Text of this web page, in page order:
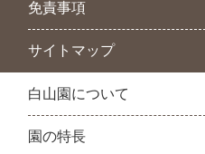
免責事項
サイトマップ
白山園について
園の特長